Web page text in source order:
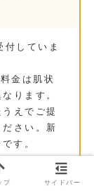
していま
金は肌状
ります。
えでご提
さい。新
す。
プ サイドバー